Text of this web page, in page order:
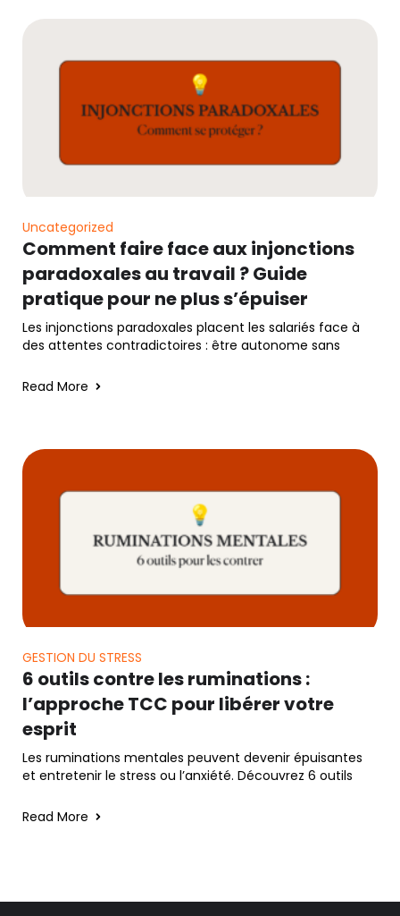
Uncategorized
Comment faire face aux injonctions
paradoxales au travail ? Guide
pratique pour ne plus s’épuiser
Les injonctions paradoxales placent les salariés face à
des attentes contradictoires : être autonome sans
Read More
GESTION DU STRESS
6 outils contre les ruminations :
l’approche TCC pour libérer votre
esprit
Les ruminations mentales peuvent devenir épuisantes
et entretenir le stress ou l’anxiété. Découvrez 6 outils
Read More